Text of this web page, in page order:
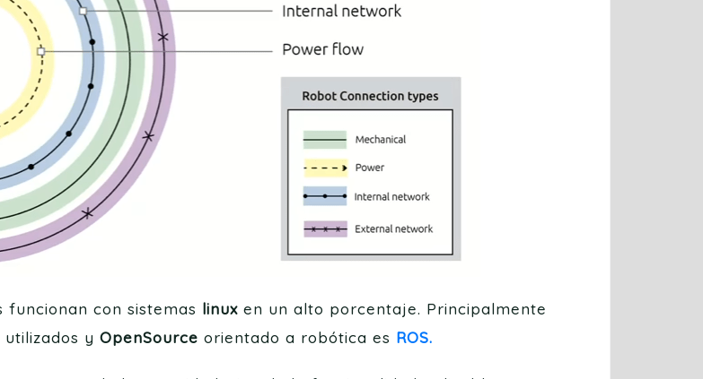
con sistemas linux en un alto porcentaje. Principalmente
y OpenSource orientado a robótica es ROS.